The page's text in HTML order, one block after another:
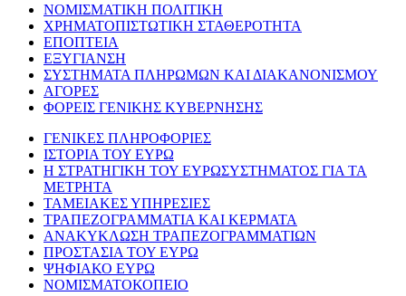
ΝΟΜΙΣΜΑΤΙΚΗ ΠΟΛΙΤΙΚΗ
ΧΡΗΜΑΤΟΠΙΣΤΩΤΙΚΗ ΣΤΑΘΕΡΟΤΗΤΑ
ΕΠΟΠΤΕΙΑ
ΕΞΥΓΙΑΝΣΗ
ΣΥΣΤΗΜΑΤΑ ΠΛΗΡΩΜΩΝ ΚΑΙ ΔΙΑΚΑΝΟΝΙΣΜΟΥ
ΑΓΟΡΕΣ
ΦΟΡΕΙΣ ΓΕΝΙΚΗΣ ΚΥΒΕΡΝΗΣΗΣ
ΓΕΝΙΚΕΣ ΠΛΗΡΟΦΟΡΙΕΣ
ΙΣΤΟΡΙΑ ΤΟΥ ΕΥΡΩ
Η ΣΤΡΑΤΗΓΙΚΗ ΤΟΥ ΕΥΡΩΣΥΣΤΗΜΑΤΟΣ ΓΙΑ ΤΑ
ΜΕΤΡΗΤΑ
ΤΑΜΕΙΑΚΕΣ ΥΠΗΡΕΣΙΕΣ
ΤΡΑΠΕΖΟΓΡΑΜΜΑΤΙΑ ΚΑΙ ΚΕΡΜΑΤΑ
ΑΝΑΚΥΚΛΩΣΗ ΤΡΑΠΕΖΟΓΡΑΜΜΑΤΙΩΝ
ΠΡΟΣΤΑΣΙΑ ΤΟΥ ΕΥΡΩ
ΨΗΦΙΑΚΟ ΕΥΡΩ
ΝΟΜΙΣΜΑΤΟΚΟΠΕΙΟ